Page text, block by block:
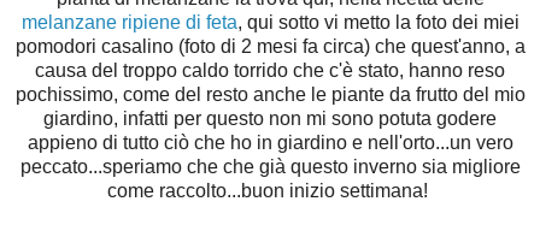
melanzane ripiene di feta, qui sotto vi metto la foto dei miei
pomodori casalino (foto di 2 mesi fa circa) che quest'anno, a
causa del troppo caldo torrido che c'è stato, hanno reso
pochissimo, come del resto anche le piante da frutto del mio
giardino, infatti per questo non mi sono potuta godere
appieno di tutto ciò che ho in giardino e nell'orto...un vero
peccato...speriamo che che già questo inverno sia migliore
come raccolto...buon inizio settimana!